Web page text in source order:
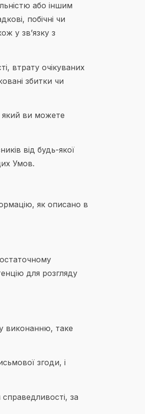
або іншим
побічні чи
у зв’язку з
втрату очікуваних
збитки чи
який ви можете
від будь-якої
Умов.
як описано в
для розгляду
виконанню, таке
згоди, і
за